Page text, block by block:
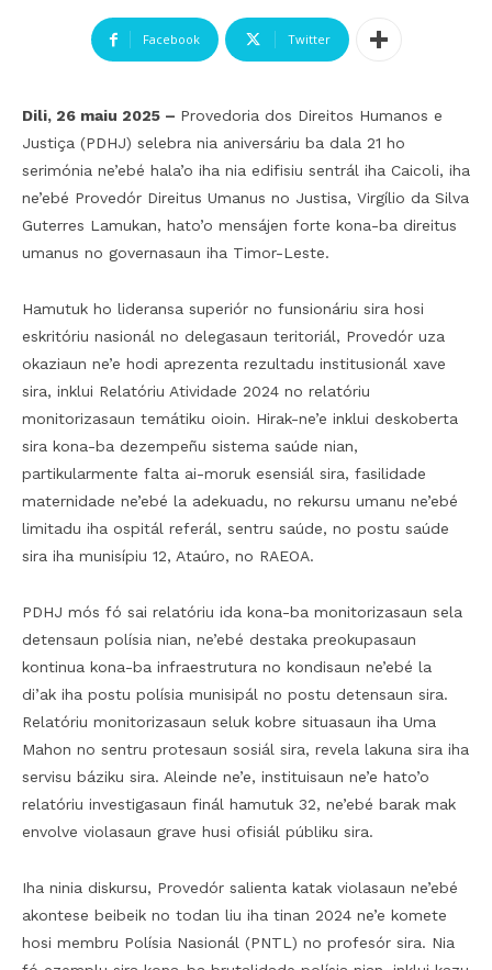
Facebook Twitter
Dili, 26 maiu 2025 – Provedoria dos Direitos Humanos e
Justiça (PDHJ) selebra nia aniversáriu ba dala 21 ho
serimónia ne’ebé hala’o iha nia edifisiu sentrál iha Caicoli, iha
ne’ebé Provedór Direitus Umanus no Justisa, Virgílio da Silva
Guterres Lamukan, hato’o mensájen forte kona-ba direitus
umanus no governasaun iha Timor-Leste.
Hamutuk ho lideransa superiór no funsionáriu sira hosi
eskritóriu nasionál no delegasaun teritoriál, Provedór uza
okaziaun ne’e hodi aprezenta rezultadu institusionál xave
sira, inklui Relatóriu Atividade 2024 no relatóriu
monitorizasaun temátiku oioin. Hirak-ne’e inklui deskoberta
sira kona-ba dezempeñu sistema saúde nian,
partikularmente falta ai-moruk esensiál sira, fasilidade
maternidade ne’ebé la adekuadu, no rekursu umanu ne’ebé
limitadu iha ospitál referál, sentru saúde, no postu saúde
sira iha munisípiu 12, Ataúro, no RAEOA.
PDHJ mós fó sai relatóriu ida kona-ba monitorizasaun sela
detensaun polísia nian, ne’ebé destaka preokupasaun
kontinua kona-ba infraestrutura no kondisaun ne’ebé la
di’ak iha postu polísia munisipál no postu detensaun sira.
Relatóriu monitorizasaun seluk kobre situasaun iha Uma
Mahon no sentru protesaun sosiál sira, revela lakuna sira iha
servisu báziku sira. Aleinde ne’e, instituisaun ne’e hato’o
relatóriu investigasaun finál hamutuk 32, ne’ebé barak mak
envolve violasaun grave husi ofisiál públiku sira.
Iha ninia diskursu, Provedór salienta katak violasaun ne’ebé
akontese beibeik no todan liu iha tinan 2024 ne’e komete
hosi membru Polísia Nasionál (PNTL) no profesór sira. Nia